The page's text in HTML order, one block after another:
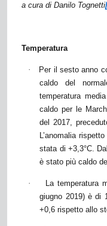
a cura di Danilo Tognetti
Temperatura
·
Per il sesto anno
caldo del
temperatura
caldo per le
del 2017,
L’anomalia
stata di +3,3°C.
è stato più caldo
·
La temperatura
giugno 2019) è di
+0,6 rispetto allo